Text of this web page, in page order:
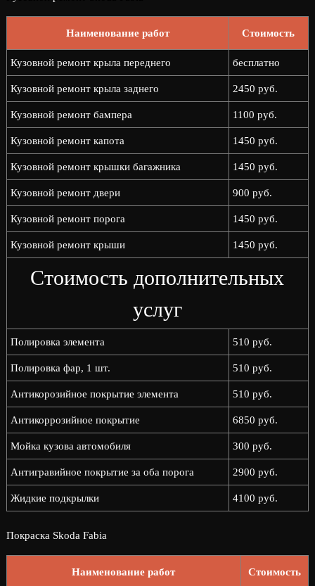
Наименование работ Стоимость
Кузовной ремонт крыла переднего бесплатно
Кузовной ремонт крыла заднего 2450 руб.
Кузовной ремонт бампера 1100 руб.
Кузовной ремонт капота 1450 руб.
Кузовной ремонт крышки багажника 1450 руб.
Кузовной ремонт двери 900 руб.
Кузовной ремонт порога 1450 руб.
Кузовной ремонт крыши 1450 руб.
Стоимость дополнительных
услуг
Полировка элемента 510 руб.
Полировка фар, 1 шт. 510 руб.
Антикорозийное покрытие элемента 510 руб.
Антикоррозийное покрытие 6850 руб.
Мойка кузова автомобиля 300 руб.
Антигравийное покрытие за оба порога 2900 руб.
Жидкие подкрылки 4100 руб.
Покраска Skoda Fabia
Наименование работ Стоимость